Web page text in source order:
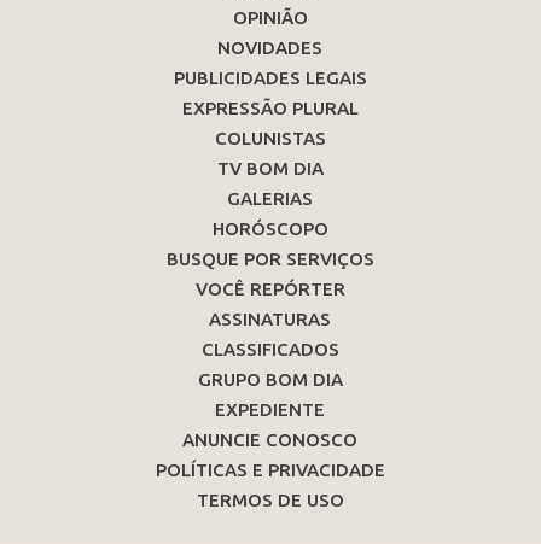
OPINIÃO
NOVIDADES
PUBLICIDADES LEGAIS
EXPRESSÃO PLURAL
COLUNISTAS
TV BOM DIA
GALERIAS
HORÓSCOPO
BUSQUE POR SERVIÇOS
VOCÊ REPÓRTER
ASSINATURAS
CLASSIFICADOS
GRUPO BOM DIA
EXPEDIENTE
ANUNCIE CONOSCO
POLÍTICAS E PRIVACIDADE
TERMOS DE USO